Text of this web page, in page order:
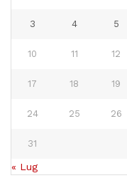
3 4 5
10 11 12
17 18 19
24 25 26
31
« Lug